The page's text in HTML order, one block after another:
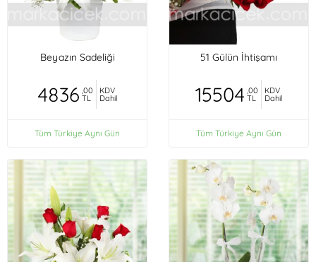
Beyazın Sadeliği
4836 ,00
TL
KDV
Dahil
Tüm Türkiye Aynı Gün
51 Gülün İhtişamı
15504 ,00
TL
KDV
Dahil
Tüm Türkiye Aynı Gün